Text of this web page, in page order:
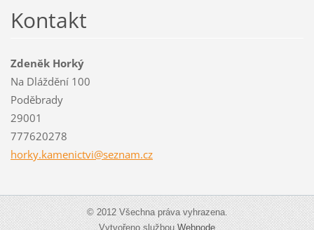
Kontakt
Zdeněk Horký
Na Dláždění 100
Poděbrady
29001
777620278
horky.kamenictvi@seznam.cz
© 2012 Všechna práva vyhrazena.
Vytvořeno službouWebnode